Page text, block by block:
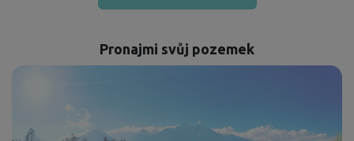
Pronajmi svůj pozemek